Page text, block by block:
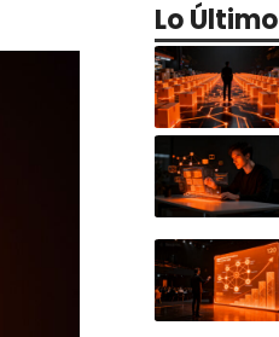
Lo Último